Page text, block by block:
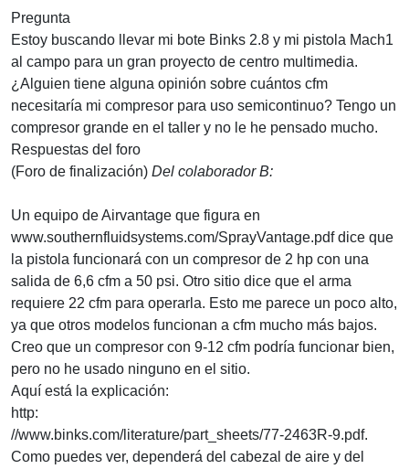
Pregunta
Estoy buscando llevar mi bote Binks 2.8 y mi pistola Mach1
al campo para un gran proyecto de centro multimedia.
¿Alguien tiene alguna opinión sobre cuántos cfm
necesitaría mi compresor para uso semicontinuo? Tengo un
compresor grande en el taller y no le he pensado mucho.
Respuestas del foro
(Foro de finalización) Del colaborador B:
Un equipo de Airvantage que figura en
www.southernfluidsystems.com/SprayVantage.pdf dice que
la pistola funcionará con un compresor de 2 hp con una
salida de 6,6 cfm a 50 psi. Otro sitio dice que el arma
requiere 22 cfm para operarla. Esto me parece un poco alto,
ya que otros modelos funcionan a cfm mucho más bajos.
Creo que un compresor con 9-12 cfm podría funcionar bien,
pero no he usado ninguno en el sitio.
Aquí está la explicación:
http:
//www.binks.com/literature/part_sheets/77-2463R-9.pdf.
Como puedes ver, dependerá del cabezal de aire y del